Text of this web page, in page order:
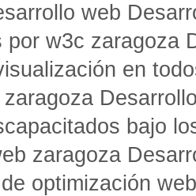
web
por w3c zaragoza
en
bajo
zaragoza
optimización